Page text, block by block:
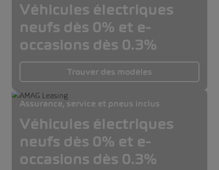
Véhicules électriques
neufs dès 0% et e-
occasions dès 0.3%
Trouver des modèles
Assurance, service et pneus inclus
Véhicules électriques
neufs dès 0% et e-
occasions dès 0.3%